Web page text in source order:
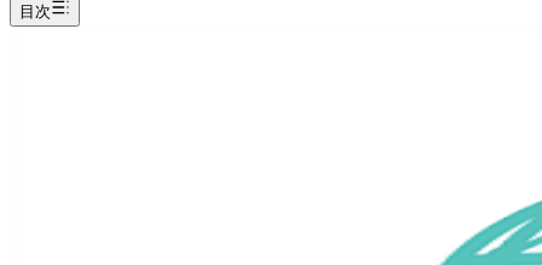
目次